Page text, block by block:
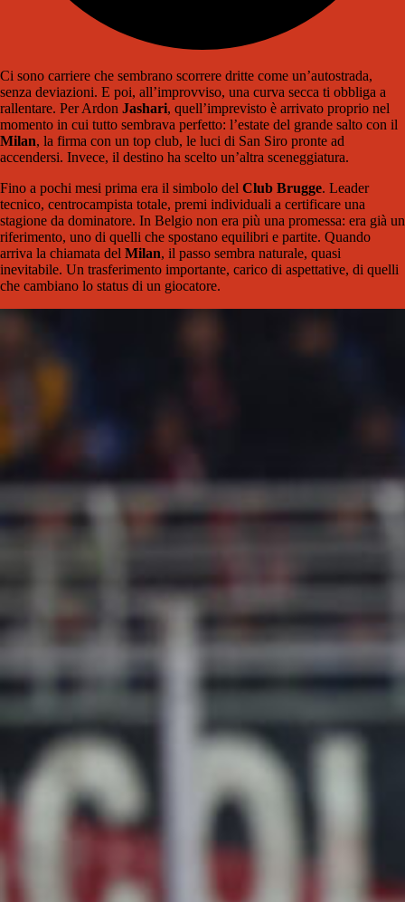
Ci sono carriere che sembrano scorrere dritte come un’autostrada,
senza deviazioni. E poi, all’improvviso, una curva secca ti obbliga a
rallentare. Per Ardon Jashari, quell’imprevisto è arrivato proprio nel
momento in cui tutto sembrava perfetto: l’estate del grande salto con il
Milan, la firma con un top club, le luci di San Siro pronte ad
accendersi. Invece, il destino ha scelto un’altra sceneggiatura.
Fino a pochi mesi prima era il simbolo del Club Brugge. Leader
tecnico, centrocampista totale, premi individuali a certificare una
stagione da dominatore. In Belgio non era più una promessa: era già un
riferimento, uno di quelli che spostano equilibri e partite. Quando
arriva la chiamata del Milan, il passo sembra naturale, quasi
inevitabile. Un trasferimento importante, carico di aspettative, di quelli
che cambiano lo status di un giocatore.